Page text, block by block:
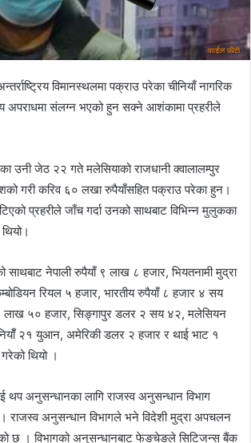
विमानस्थलमा पक्राउ परेका चीनियाँ नागरिक
संलग्न भएको हुन सक्ने आशंकामा प्रहरीले
जेठ २२ गते मलेसियाको राजधानी क्वालालम्पुर
गरी करिव ६० लखा रुपैयाँसहित पक्राउ परेका हुन।
प्रहरीले जाँच गर्दा उनको साथबाट विभिन्न मुलुकका
साथबाट नेपाली रुपैयाँ ९ लाख ८ हजार, भियतनामी मुद्रा
रियल ५ हजार, भारतीय रुपैयाँ ८ हजार ४ सय
लाख ५० हजार, सिङ्गापुर डलर २ सय ४२, मलेसियन
२१ युआन, अमेरिकी डलर २ हजार र थाई भाट १
थियो ।
अनुसन्धानका लागि राजस्व अनुसन्धान विभाग
राजस्व अनुसन्धान विभागले भने विदेशी मुद्रा अपचलन
छ । विभागको अनुसन्धानबाट फेङचेङले सिटिजन्स बैंक